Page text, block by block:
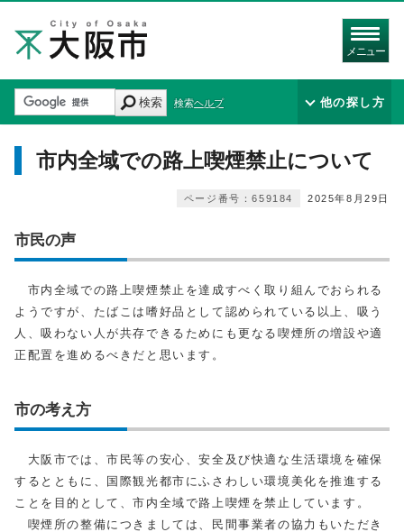
メニュー
検索 検索ヘルプ 他の探し方
市内全域での路上喫煙禁止について
2025年8月29日
ページ番号：659184
市民の声
市内全域での路上喫煙禁止を達成すべく取り組んでおられる
ようですが、たばこは嗜好品として認められている以上、吸う
人、吸わない人が共存できるためにも更なる喫煙所の増設や適
正配置を進めるべきだと思います。
市の考え方
大阪市では、市民等の安心、安全及び快適な生活環境を確保
するとともに、国際観光都市にふさわしい環境美化を推進する
ことを目的として、市内全域で路上喫煙を禁止しています。
喫煙所の整備につきましては、民間事業者の協力もいただき